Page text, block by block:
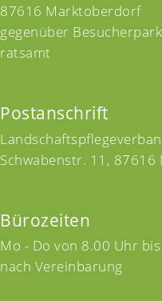
87616 Marktoberdorf
gegen­über
ratsamt
Postanschrift
Schwabenstr. 11,
Bürozeiten
Mo - Do von 8.00 Uhr
nach Vereinbarung